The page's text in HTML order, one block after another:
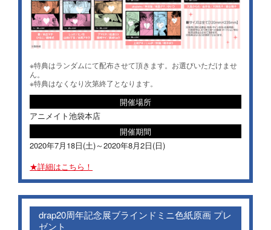
※特典はランダムにて配布させて頂きます。お選びいただけませ
ん。
※特典はなくなり次第終了となります。
開催場所
アニメイト池袋本店
開催期間
2020年7月18日(土)～2020年8月2日(日)
詳細はこちら！
drap20周年記念展ブラインドミニ色紙原画 プレ
ゼント